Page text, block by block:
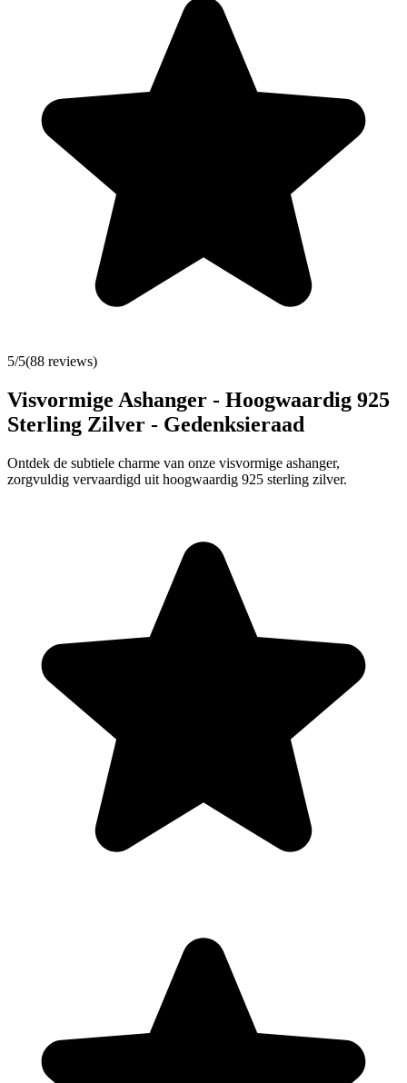
5/5(88 reviews)
Visvormige Ashanger - Hoogwaardig 925
Sterling Zilver - Gedenksieraad
Ontdek de subtiele charme van onze visvormige ashanger,
zorgvuldig vervaardigd uit hoogwaardig 925 sterling zilver.